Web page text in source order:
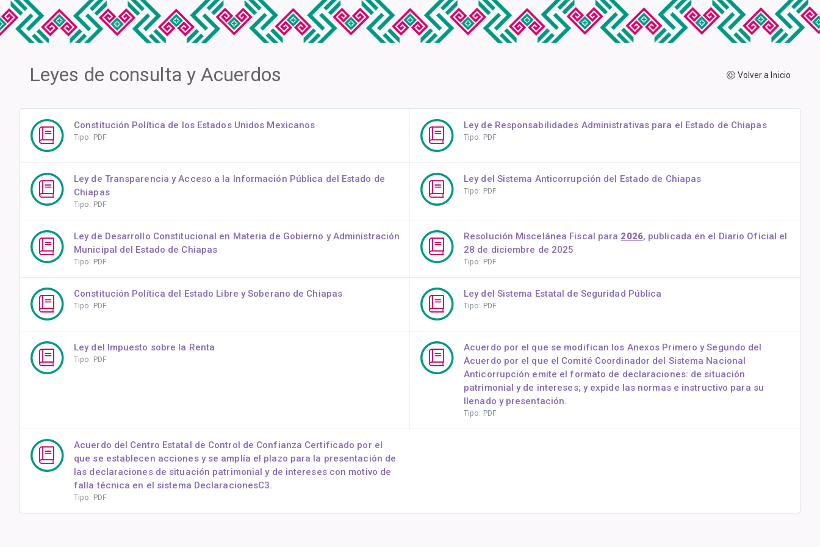
Leyes de consulta y Acuerdos Volver a Inicio
Constitución Política de los Estados Unidos Mexicanos
Tipo: PDF
Ley de Responsabilidades Administrativas para el Estado de Chiapas
Tipo: PDF
Ley de Transparencia y Acceso a la Información Pública del Estado de
Chiapas
Tipo: PDF
Ley del Sistema Anticorrupción del Estado de Chiapas
Tipo: PDF
Ley de Desarrollo Constitucional en Materia de Gobierno y Administración
Municipal del Estado de Chiapas
Tipo: PDF
Resolución Miscelánea Fiscal para 2026, publicada en el Diario Oficial el
28 de diciembre de 2025
Tipo: PDF
Constitución Política del Estado Libre y Soberano de Chiapas
Tipo: PDF
Ley del Sistema Estatal de Seguridad Pública
Tipo: PDF
Ley del Impuesto sobre la Renta
Tipo: PDF
Acuerdo por el que se modifican los Anexos Primero y Segundo del
Acuerdo por el que el Comité Coordinador del Sistema Nacional
Anticorrupción emite el formato de declaraciones: de situación
patrimonial y de intereses; y expide las normas e instructivo para su
llenado y presentación.
Tipo: PDF
Acuerdo del Centro Estatal de Control de Confianza Certificado por el
que se establecen acciones y se amplía el plazo para la presentación de
las declaraciones de situación patrimonial y de intereses con motivo de
falla técnica en el sistema DeclaracionesC3.
Tipo: PDF